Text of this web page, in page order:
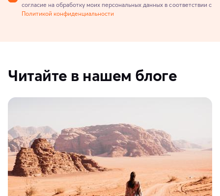
согласие на обработку моих персональных данных в соответствии с
Политикой конфиденциальности
Читайте в нашем блоге